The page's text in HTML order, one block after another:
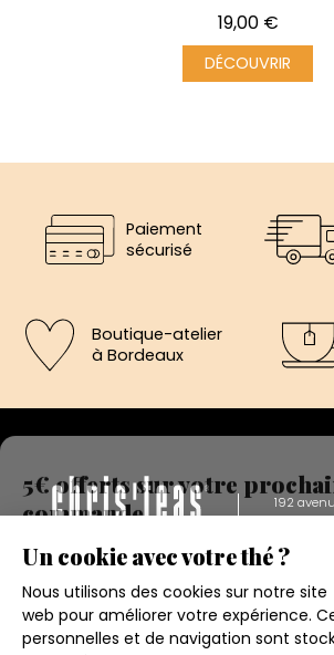
Prix
19,00 €
DÉCOUVRIR
Paiement
sécurisé
Boutique-atelier
à Bordeaux
192
Eysines
Du lundi
5€ offerts sur votre
commande
Inscrivez vous a notre newsletter et
immédiatement un bon de réduction
Votre adresse email